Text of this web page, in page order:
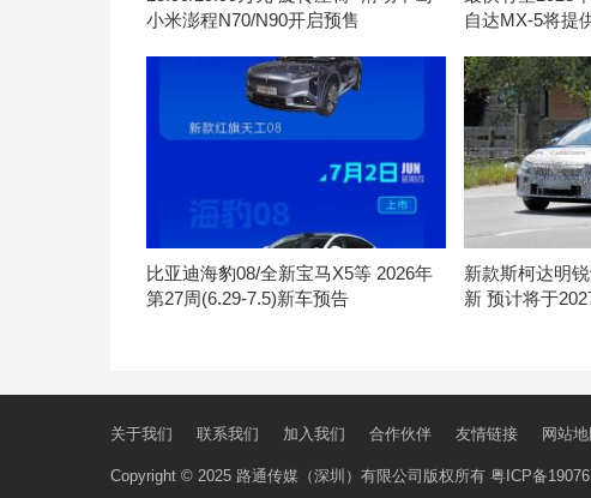
小米澎程N70/N90开启预售
自达MX-5将提
比亚迪海豹08/全新宝马X5等 2026年
第27周(6.29-7.5)新车预告
新款斯柯达明
新 预计将于
关于我们 联系我们 加入我们 合作伙伴 友情链接 网站地
Copyright © 2025 路通传媒（深圳）有限公司版权所有 粤ICP备